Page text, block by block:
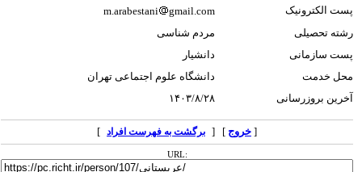
پست الکترونیک m.arabestani
gmail.com
رشته تحصیلی
مردم شناسی
پست سازمانی
دانشیار
محل خدمت
دانشگاه علوم اجتماعی تهران
آخرین بروزرسانی
۱۴۰۳/۸/۲۸
خروج] [ برگشت به فهرست افراد ]
URL: